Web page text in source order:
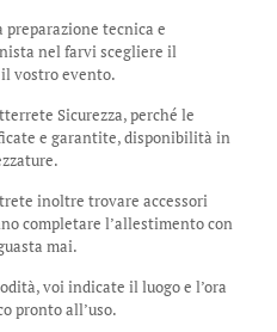
preparazione tecnica e
nel farvi scegliere il
vostro evento.
Sicurezza, perché le
e garantite, disponibilità in
inoltre trovare accessori
completare l’allestimento con
mai.
voi indicate il luogo e l’ora
pronto all’uso.